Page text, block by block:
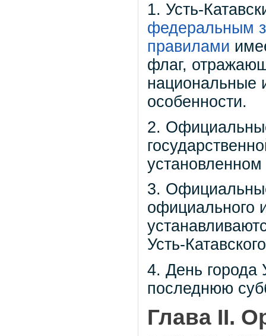
1. Усть-
федеральным
правилами
флаг,
национальные
особенности.
2.
3.
официального
Усть-
4. День города
последнюю
Глава II.